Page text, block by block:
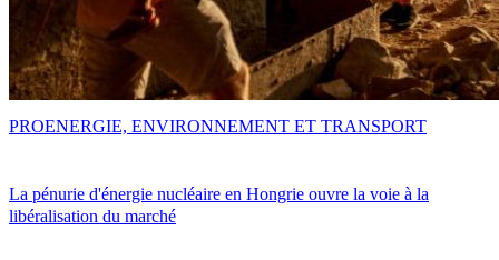
La pénurie d'énergie nucléaire en Hongrie ouvre la voie à la
libéralisation du marché
PROENERGIE, ENVIRONNEMENT ET TRANSPORT